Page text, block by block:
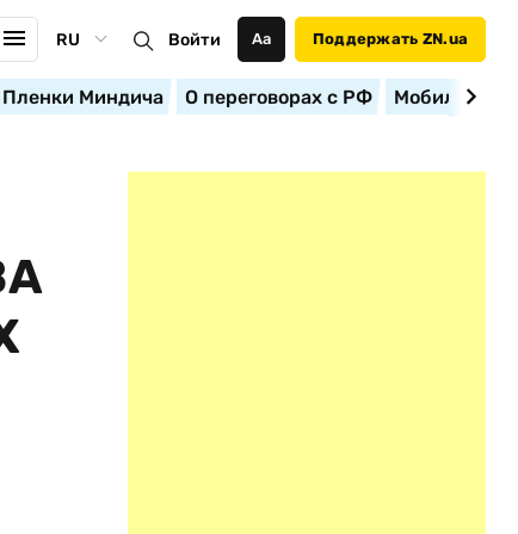
RU Войти Аа Поддержать ZN.ua
Пленки Миндича О переговорах с РФ